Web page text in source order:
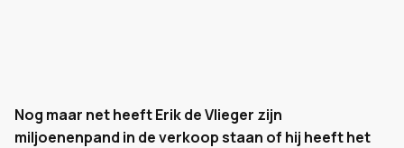
Nog maar net heeft Erik de Vlieger zijn
miljoenenpand in de verkoop staan of hij heeft het